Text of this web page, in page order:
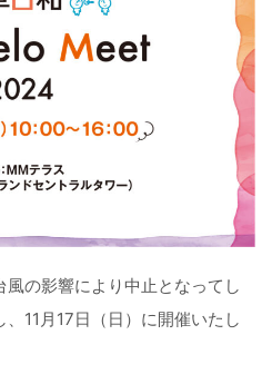
の影響により中止となってし
11月17日（日）に開催いたし